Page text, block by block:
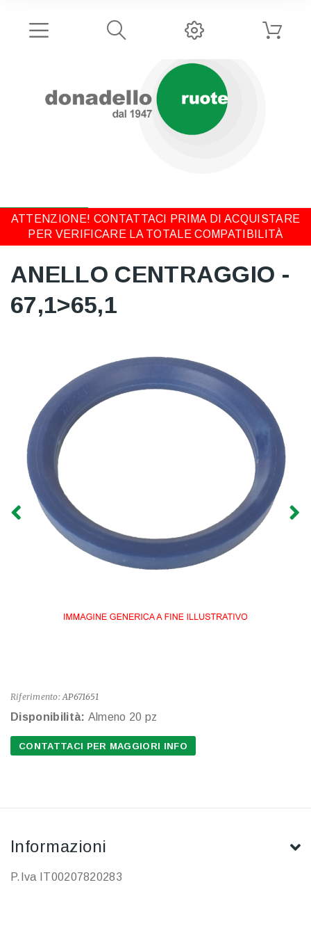
ATTENZIONE! CONTATTACI PRIMA DI ACQUISTARE
PER VERIFICARE LA TOTALE COMPATIBILITÀ
ANELLO CENTRAGGIO -
67,1>65,1
Riferimento: AP671651
Disponibilità: Almeno 20 pz
CONTATTACI PER MAGGIORI INFO
Informazioni
P.Iva IT00207820283